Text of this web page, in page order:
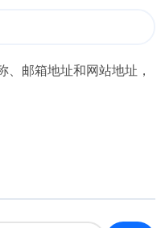
、邮箱地址和网站地址，